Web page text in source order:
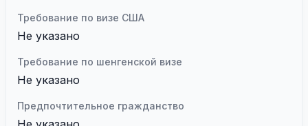
Требование по визе США
Не указано
Требование по шенгенской визе
Не указано
Предпочтительное гражданство